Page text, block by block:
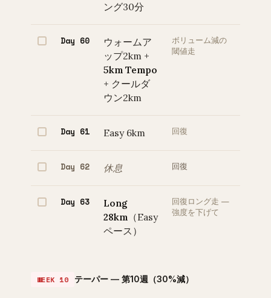
ング30分
Day 60
ウォームア
ップ2km +
5km Tempo
+ クールダ
ウン2km
ボリューム減の
閾値走
Day 61 Easy 6km 回復
Day 62 休息 回復
Day 63
Long
28km （Easy
ペース）
回復ロング走 —
強度を下げて
WEEK 10 テーパー — 第10週（30%減）